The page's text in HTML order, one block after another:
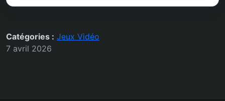
Catégories : Jeux Vidéo
7 avril 2026